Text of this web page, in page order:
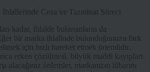
kadar, ihlalde bulunanların da
bir marka ihlalinde bulunduğunuzu fark
için hızlı hareket etmek önemlidir.
erken çözülmesi, büyük maddi kayıpları
alacağınız önlemler, markanızın itibarını